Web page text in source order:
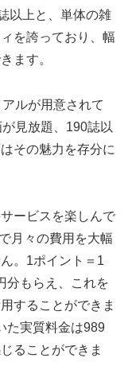
以上と、単体の雑
を誇っており、幅
ます。
ルが用意されて
見放題、190誌以
その魅力を存分に
ービスを楽しんで
月々の費用を大幅
。1ポイント＝1
分もらえ、これを
することができま
た実質料金は989
ることができま